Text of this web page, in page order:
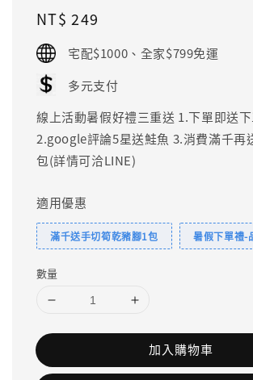
Regular
price
NT$ 249
宅配$1000、全家$799免運
多元支付
線上活動暑假好禮三重送 1.下單即送
2.google評論5星送鮭魚 3.消費滿千再
包(詳情可洽LINE)
適用優惠
滿千送手切筍乾豬腳1包 暑假下單禮-
數量
加入購物車